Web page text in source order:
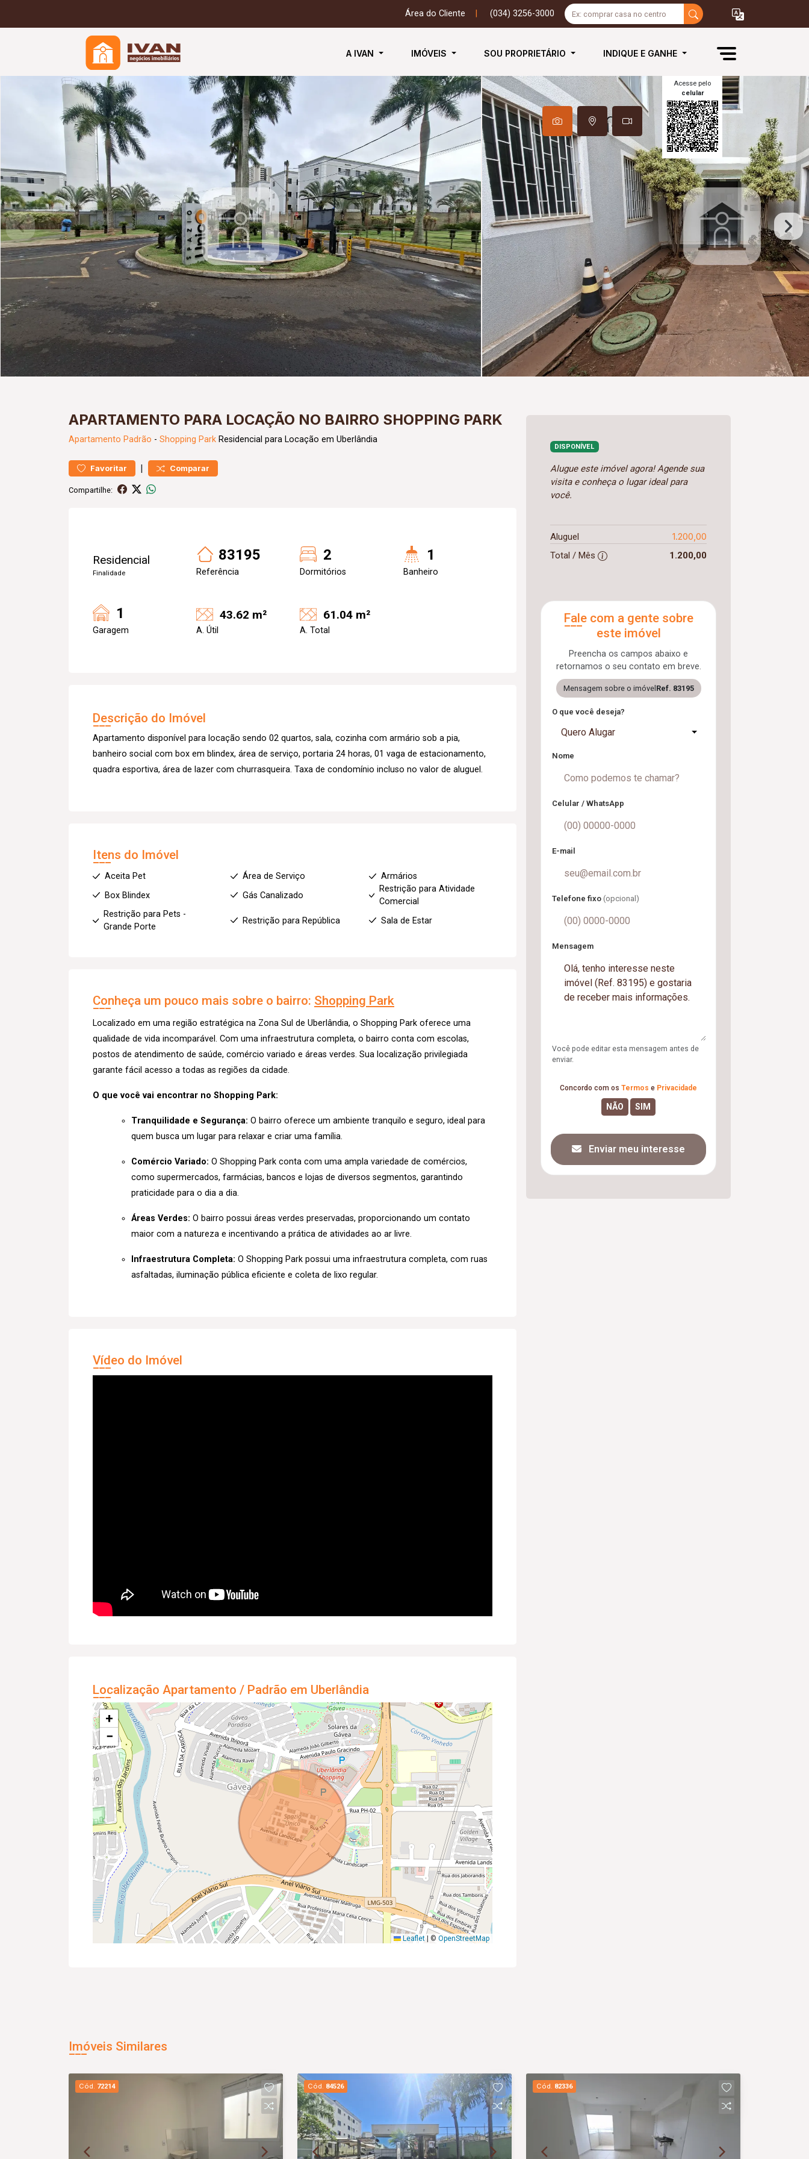
Área do Cliente (034) 3256-3000
A IVAN IMÓVEIS SOU PROPRIETÁRIO INDIQUE E GANHE
Acesse pelo
celular
APARTAMENTO PARA LOCAÇÃO NO BAIRRO SHOPPING PARK
Apartamento Padrão - Shopping Park Residencial para Locação em Uberlândia
Favoritar | Comparar
Compartilhe:
Residencial
Finalidade
83195
Referência
2
Dormitórios
1
Banheiro
1
Garagem
43.62 m²
A. Útil
61.04 m²
A. Total
Descrição do Imóvel
Apartamento disponível para locação sendo 02 quartos, sala, cozinha com armário sob a pia,
banheiro social com box em blindex, área de serviço, portaria 24 horas, 01 vaga de estacionamento,
quadra esportiva, área de lazer com churrasqueira. Taxa de condomínio incluso no valor de aluguel.
Itens do Imóvel
Aceita Pet Área de Serviço
Armários
Box Blindex
Gás Canalizado
Restrição para Atividade
Comercial
Restrição para Pets -
Grande Porte
Restrição para República Sala de Estar
Conheça um pouco mais sobre o bairro: Shopping Park
Localizado em uma região estratégica na Zona Sul de Uberlândia, o Shopping Park oferece uma
qualidade de vida incomparável. Com uma infraestrutura completa, o bairro conta com escolas,
postos de atendimento de saúde, comércio variado e áreas verdes. Sua localização privilegiada
garante fácil acesso a todas as regiões da cidade.
O que você vai encontrar no Shopping Park:
Tranquilidade e Segurança: O bairro oferece um ambiente tranquilo e seguro, ideal para
quem busca um lugar para relaxar e criar uma família.
Comércio Variado: O Shopping Park conta com uma ampla variedade de comércios,
como supermercados, farmácias, bancos e lojas de diversos segmentos, garantindo
praticidade para o dia a dia.
Áreas Verdes: O bairro possui áreas verdes preservadas, proporcionando um contato
maior com a natureza e incentivando a prática de atividades ao ar livre.
Infraestrutura Completa: O Shopping Park possui uma infraestrutura completa, com ruas
asfaltadas, iluminação pública eficiente e coleta de lixo regular.
Vídeo do Imóvel
Localização Apartamento / Padrão em Uberlândia
+
−
Leaflet © OpenStreetMap
DISPONÍVEL
Alugue este imóvel agora! Agende sua
visita e conheça o lugar ideal para
você.
Aluguel 1.200,00
Total / Mês 1.200,00
Fale com a gente sobre
este imóvel
Preencha os campos abaixo e
retornamos o seu contato em breve.
Mensagem sobre o imóvel Ref. 83195
O que você deseja?
Quero Alugar
Nome
Celular / WhatsApp
E-mail
Telefone fixo (opcional)
Mensagem
Você pode editar esta mensagem antes de
enviar.
Concordo com os Termos e Privacidade
Enviar meu interesse
Imóveis Similares
Cód. 72214 Cód. 84526 Cód. 82336